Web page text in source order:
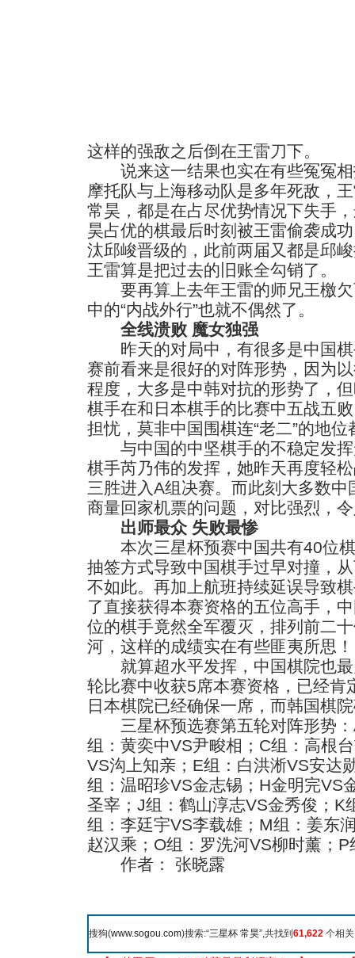
这样的强敌之后倒在王雷刀下。
说来这一结果也实在有些冤冤相
摩托队与上海移动队是多年死敌，
常昊，都是在占尽优势情况下失手
昊占优的棋最后时刻被王雷偷袭成
汰邱峻晋级的，此前两届又都是邱
王雷算是把过去的旧账全勾销了。
要再算上去年王雷的师兄王檄欠
中的“内战外行”也就不偶然了。
全线溃败 魔女独强
昨天的对局中，有很多是中国棋
赛前看来是很好的对阵形势，因为
程度，大多是中韩对抗的形势了，
棋手在和日本棋手的比赛中五战五
担忧，莫非中国围棋连“老二”的地位
与中国的中坚棋手的不稳定发挥
棋手芮乃伟的发挥，她昨天再度轻
三胜进入A组决赛。而此刻大多数
商量回家机票的问题，对比强烈，
出师最众 失败最惨
本次三星杯预赛中国共有40位棋
抽签方式导致中国棋手过早对撞，
不如此。再加上航班持续延误导致
了直接获得本赛资格的五位高手，
位的棋手竟然全军覆灭，排列前二
河，这样的成绩实在有些匪夷所思！
就算超水平发挥，中国棋院也最
轮比赛中收获5席本赛资格，已经肯
日本棋院已经确保一席，而韩国棋
三星杯预选赛第五轮对阵形势：
组：黄奕中VS尹畯相；C组：高根
VS沟上知亲；E组：白洪淅VS安达
组：温昭珍VS金志锡；H金明完VS
圣宰；J组：鹤山淳志VS金秀俊；K
组：李廷宇VS李载雄；M组：姜东
赵汉乘；O组：罗洗河VS柳时薰；
作者： 张晓露
搜狗(www.sogou.com)搜索:“三星杯 常昊”,共找到 61,622 个相